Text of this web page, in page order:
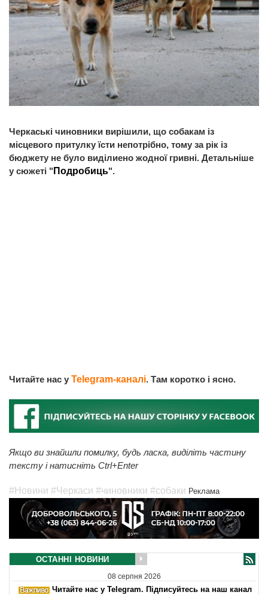
Черкаські чиновники вирішили, що собакам із
місцевого притулку їсти непотрібно, тому за рік із
бюджету не було виділиено жодної гривні. Детальніше
у сюжеті " Подробиць".
Читайте нас у Telegram-каналі. Там коротко і ясно.
Якщо ви знайшли помилку, будь ласка, виділіть частину
тексту і натисніть Ctrl+Enter
#Новини #Черкаси #чиновники #собаки Реклама
ОСТАННІ НОВИНИ
08 серпня 2026
Читайте нас у Telegram. Підписуйтесь на наш канал